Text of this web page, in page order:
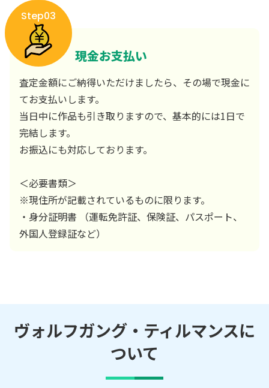
Step03
現金お支払い
査定金額にご納得いただけましたら、その場で現金に
てお支払いします。
当日中に作品も引き取りますので、基本的には1日で
完結します。
お振込にも対応しております。
＜必要書類＞
※現住所が記載されているものに限ります。
・身分証明書 （運転免許証、保険証、パスポート、
外国人登録証など）
ヴォルフガング・ティルマンスに
ついて